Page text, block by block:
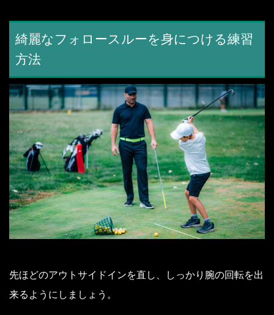
綺麗なフォロースルーを身につける練習
方法
先ほどのアウトサイドインを直し、しっかり腕の回転を出
来るようにしましょう。